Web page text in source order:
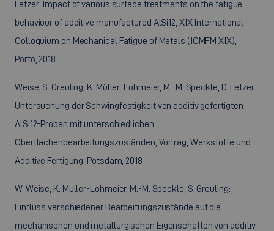
Fetzer: Impact of various surface treatments on the fatigue
behaviour of additive manufactured AlSi12, XIX International
Colloquium on Mechanical Fatigue of Metals (ICMFM XIX),
Porto, 2018.
Weise, S. Greuling, K. Müller-Lohmeier, M.-M. Speckle, D. Fetzer:
Untersuchung der Schwingfestigkeit von additiv gefertigten
AlSi12-Proben mit unterschiedlichen
Oberflächenbearbeitungszuständen, Vortrag, Werkstoffe und
Additive Fertigung, Potsdam, 2018
W. Weise, K. Müller-Lohmeier, M.-M. Speckle, S. Greuling:
Einfluss verschiedener Bearbeitungszustände auf die
mechanischen und metallurgischen Eigenschaften von additiv